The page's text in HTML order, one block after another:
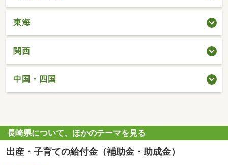
東海
関西
中国・四国
長崎県について、ほかのテーマを見る
出産・子育ての給付金（補助金・助成金）